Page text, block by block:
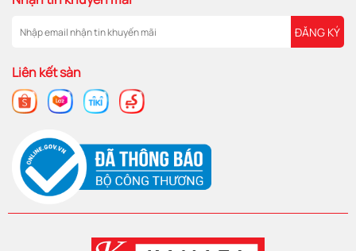
ĐĂNG KÝ
Liên kết sàn